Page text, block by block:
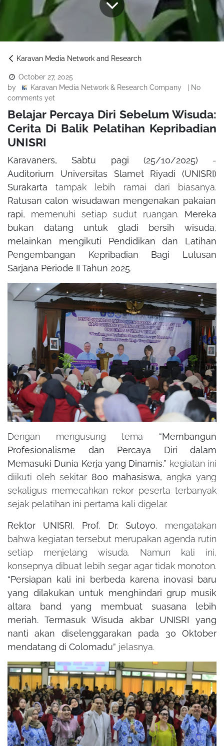
Karavan Media Network and Research
October 27, 2025
by
Karavan Media Network & Research Company
| No
comments yet
Belajar Percaya Diri Sebelum Wisuda:
Cerita Di Balik Pelatihan Kepribadian
UNISRI
Karavaners, Sabtu pagi (25/10/2025) -
Auditorium Universitas Slamet Riyadi (UNISRI)
Surakarta tampak lebih ramai dari biasanya.
Ratusan calon wisudawan mengenakan pakaian
rapi, memenuhi setiap sudut ruangan. Mereka
bukan datang untuk gladi bersih wisuda,
melainkan mengikuti Pendidikan dan Latihan
Pengembangan Kepribadian Bagi Lulusan
Sarjana Periode II Tahun 2025.
Dengan mengusung tema “Membangun
Profesionalisme dan Percaya Diri dalam
Memasuki Dunia Kerja yang Dinamis,” kegiatan ini
diikuti oleh sekitar 800 mahasiswa, angka yang
sekaligus memecahkan rekor peserta terbanyak
sejak pelatihan ini pertama kali digelar.
Rektor UNISRI, Prof. Dr. Sutoyo, mengatakan
bahwa kegiatan tersebut merupakan agenda rutin
setiap menjelang wisuda. Namun kali ini,
konsepnya dibuat lebih segar agar tidak monoton.
“Persiapan kali ini berbeda karena inovasi baru
yang dilakukan untuk menghindari grup musik
altara band yang membuat suasana lebih
meriah. Termasuk Wisuda akbar UNISRI yang
nanti akan diselenggarakan pada 30 Oktober
mendatang di Colomadu” jelasnya.